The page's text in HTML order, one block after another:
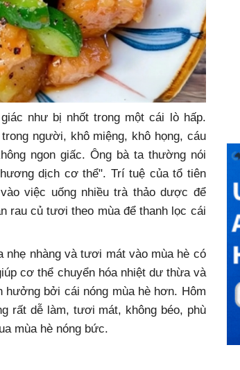
như bị nhốt trong một cái lò hấp.
người, khô miệng, khô họng, cáu
ngon giấc. Ông bà ta thường nói
dịch cơ thể". Trí tuệ của tổ tiên
việc uống nhiều trà thảo dược để
rau củ tươi theo mùa để thanh lọc cái
nhàng và tươi mát vào mùa hè có
cơ thể chuyển hóa nhiệt dư thừa và
bởi cái nóng mùa hè hơn. Hôm
rất dễ làm, tươi mát, không béo, phù
mùa hè nóng bức.